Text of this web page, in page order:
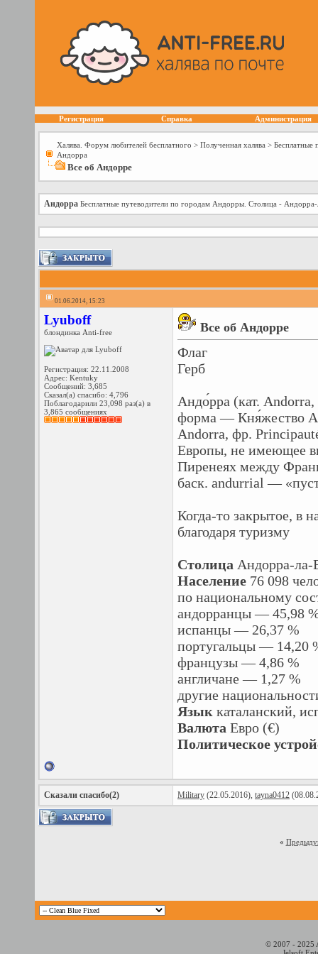
Регистрация Справка Администрация
Халява. Форум любителей бесплатного > Полученная халява > Бесплатные
Андорра
Все об Андорре
Андорра Бесплатные путеводители по городам Андорры. Столица -
01.06.2014, 15:23
Lyuboff
блондинка Anti-free
Регистрация: 22.11.2008
Адрес: Kentuky
Сообщений: 3,685
Сказал(а) спасибо: 4,796
Поблагодарили 23,098 раз(а) в
3,865 сообщениях
Все об Андорре
Флаг
Герб
Андо́рра (кат.
форма — Кня́жество
Andorra, фр.
Европы, не имеющее
Пиренеях между
баск. andurrial —
Когда-то закрытое, в
благодаря туризму
Столица Андорра-ла-
Население 76 098
по национальному
андорранцы — 45,98
испанцы — 26,37 %
португальцы — 14,20
французы — 4,86 %
англичане — 1,27 %
другие
Язык каталанский,
Валюта Евро (€)
Политическое
Сказали спасибо(2) Military (22.05.2016), tayna0412
«
© 2007 - 2025